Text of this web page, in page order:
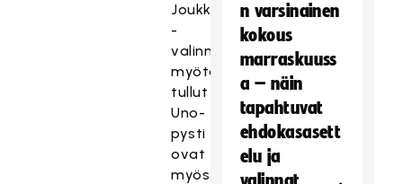
Joukkue
-
valinnan
myötä
tullut
Uno-
pysti
ovat
myös
n varsinainen
kokous
marraskuuss
a – näin
tapahtuvat
ehdokasasett
elu ja